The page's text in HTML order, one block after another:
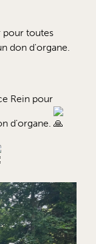
pour toutes
don d'organe.
Rein pour
d'organe.